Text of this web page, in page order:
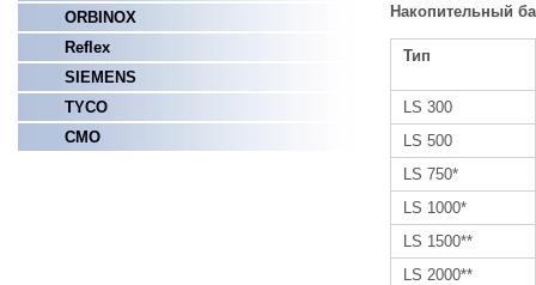
ORBINOX
Reflex
SIEMENS
TYCO
СМО
Накопительный
Тип
LS 300
LS 500
LS 750*
LS 1000*
LS 1500**
LS 2000**